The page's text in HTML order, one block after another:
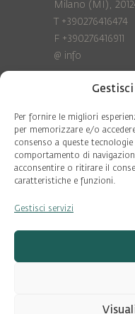
Per fornire le migliori
per memorizzare e/o
consenso a queste
comportamento di
acconsentire o ritirare il
caratteristiche e funzioni.
Gestisci servizi
Milano (MI),
T +390276416474
F +390276416911
@ info
Privacy Policy
Cookie policy
COD. FISC.
P.IVA 06375640965
© Pool Ambiente
DESIGN &